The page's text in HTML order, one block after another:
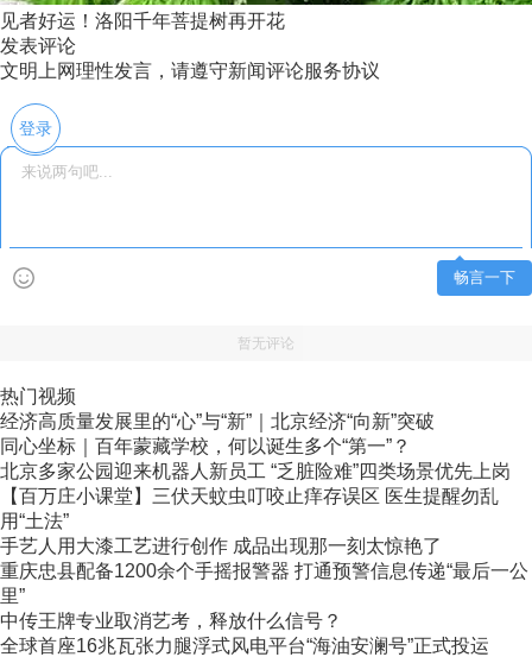
见者好运！洛阳千年菩提树再开花
发表评论
文明上网理性发言，请遵守新闻评论服务协议
登录
畅言一下
暂无评论
热门视频
经济高质量发展里的“心”与“新”｜北京经济“向新”突破
同心坐标｜百年蒙藏学校，何以诞生多个“第一”？
北京多家公园迎来机器人新员工 “乏脏险难”四类场景优先上岗
【百万庄小课堂】三伏天蚊虫叮咬止痒存误区 医生提醒勿乱
用“土法”
手艺人用大漆工艺进行创作 成品出现那一刻太惊艳了
重庆忠县配备1200余个手摇报警器 打通预警信息传递“最后一公
里”
中传王牌专业取消艺考，释放什么信号？
全球首座16兆瓦张力腿浮式风电平台“海油安澜号”正式投运